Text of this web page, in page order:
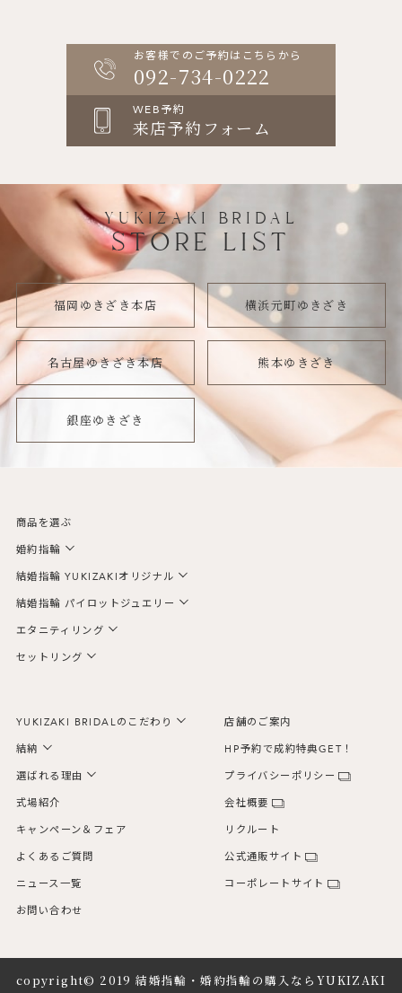
お客様でのご予約はこちらから
092-734-0222
WEB予約
来店予約フォーム
YUKIZAKI BRIDAL
STORE LIST
福岡ゆきざき本店 横浜元町ゆきざき
名古屋ゆきざき本店 熊本ゆきざき
銀座ゆきざき
商品を選ぶ
婚約指輪
結婚指輪 YUKIZAKIオリジナル
結婚指輪 パイロットジュエリー
エタニティリング
セットリング
YUKIZAKI BRIDALのこだわり
結納
選ばれる理由
式場紹介
キャンペーン＆フェア
よくあるご質問
ニュース一覧
お問い合わせ
店舗のご案内
HP予約で成約特典GET！
プライバシーポリシー
会社概要
リクルート
公式通販サイト
コーポレートサイト
copyright© 2019結婚指輪・婚約指輪の購入ならYUKIZAKI